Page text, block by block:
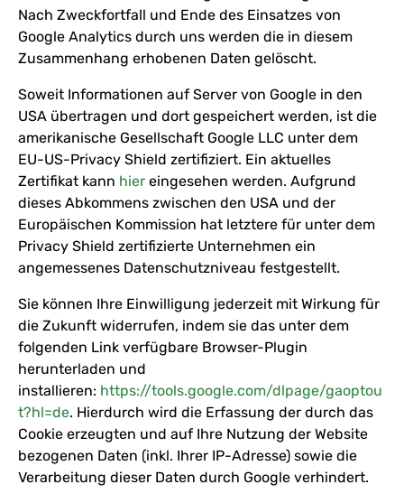
Nach Zweckfortfall und Ende des Einsatzes von
Google Analytics durch uns werden die in diesem
Zusammenhang erhobenen Daten gelöscht.
Soweit Informationen auf Server von Google in den
USA übertragen und dort gespeichert werden, ist die
amerikanische Gesellschaft Google LLC unter dem
EU-US-Privacy Shield zertifiziert. Ein aktuelles
Zertifikat kann hier eingesehen werden. Aufgrund
dieses Abkommens zwischen den USA und der
Europäischen Kommission hat letztere für unter dem
Privacy Shield zertifizierte Unternehmen ein
angemessenes Datenschutzniveau festgestellt.
Sie können Ihre Einwilligung jederzeit mit Wirkung für
die Zukunft widerrufen, indem sie das unter dem
folgenden Link verfügbare Browser-Plugin
herunterladen und
installieren: https://tools.google.com/dlpage/gaoptou
t?hl=de. Hierdurch wird die Erfassung der durch das
Cookie erzeugten und auf Ihre Nutzung der Website
bezogenen Daten (inkl. Ihrer IP-Adresse) sowie die
Verarbeitung dieser Daten durch Google verhindert.